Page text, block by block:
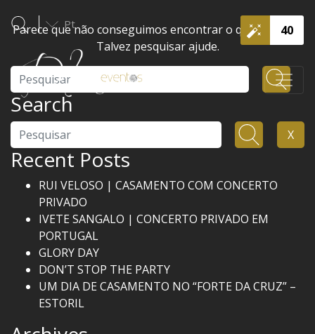
40
Pt
Parece que não conseguimos encontrar o que procura.
Talvez pesquisar ajude.
Search
Pesquisar X
Recent Posts
RUI VELOSO | CASAMENTO COM CONCERTO
PRIVADO
IVETE SANGALO | CONCERTO PRIVADO EM
PORTUGAL
GLORY DAY
DON’T STOP THE PARTY
UM DIA DE CASAMENTO NO “FORTE DA CRUZ” –
ESTORIL